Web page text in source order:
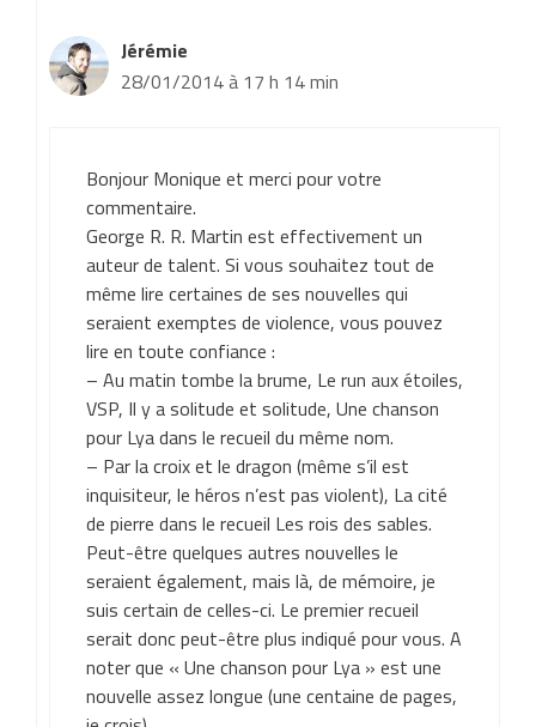
Jérémie
28/01/2014 à 17 h 14 min
Bonjour Monique et merci pour votre
commentaire.
George R. R. Martin est effectivement un
auteur de talent. Si vous souhaitez tout de
même lire certaines de ses nouvelles qui
seraient exemptes de violence, vous pouvez
lire en toute confiance :
– Au matin tombe la brume, Le run aux étoiles,
VSP, Il y a solitude et solitude, Une chanson
pour Lya dans le recueil du même nom.
– Par la croix et le dragon (même s’il est
inquisiteur, le héros n’est pas violent), La cité
de pierre dans le recueil Les rois des sables.
Peut-être quelques autres nouvelles le
seraient également, mais là, de mémoire, je
suis certain de celles-ci. Le premier recueil
serait donc peut-être plus indiqué pour vous. A
noter que « Une chanson pour Lya » est une
nouvelle assez longue (une centaine de pages,